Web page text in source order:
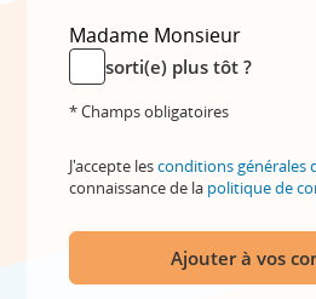
Madame Monsieur
sorti(e) plus tôt ?
* Champs obligatoires
J'accepte lesconditions générales
connaissance de la politique de
Ajouter à vos